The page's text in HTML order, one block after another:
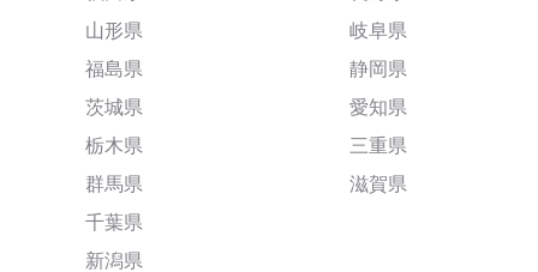
山形県
福島県
茨城県
栃木県
群馬県
千葉県
新潟県
岐阜県
静岡県
愛知県
三重県
滋賀県